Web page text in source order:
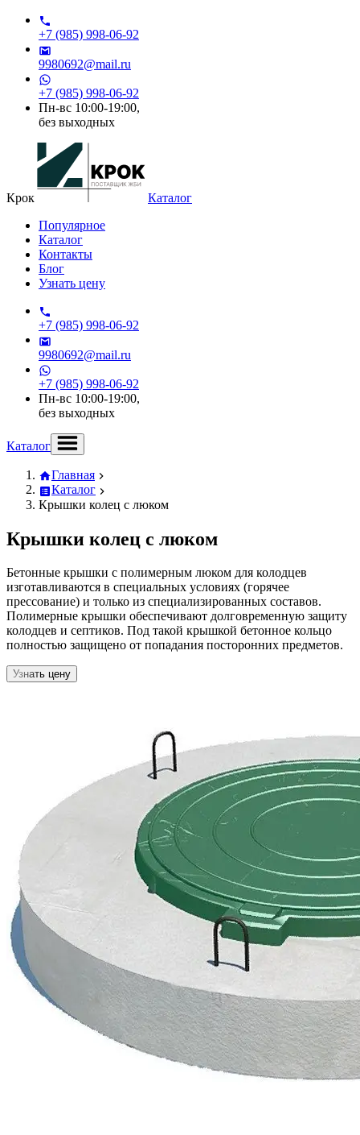
+7 (985) 998-06-92
9980692@mail.ru
+7 (985) 998-06-92
Пн-вс 10:00-19:00,
без выходных
Крок
Каталог
Популярное
Каталог
Контакты
Блог
Узнать цену
+7 (985) 998-06-92
9980692@mail.ru
+7 (985) 998-06-92
Пн-вс 10:00-19:00,
без выходных
Каталог
Главная
Каталог
Крышки колец с люком
Крышки колец с люком
Бетонные крышки с полимерным люком для колодцев
изготавливаются в специальных условиях (горячее
прессование) и только из специализированных составов.
Полимерные крышки обеспечивают долговременную защиту
колодцев и септиков. Под такой крышкой бетонное кольцо
полностью защищено от попадания посторонних предметов.
Узнать цену